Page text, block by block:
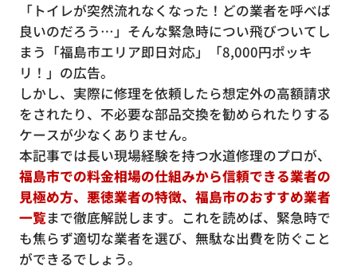
「トイレが突然流れなくなった！どの業者を呼べば
良いのだろう…」そんな緊急時につい飛びついてし
まう「福島市エリア即日対応」「8,000円ポッキ
リ！」の広告。
しかし、実際に修理を依頼したら想定外の高額請求
をされたり、不必要な部品交換を勧められたりする
ケースが少なくありません。
本記事では長い現場経験を持つ水道修理のプロが、
福島市での料金相場の仕組みから信頼できる業者の
見極め方、悪徳業者の特徴、福島市のおすすめ業者
一覧まで徹底解説します。これを読めば、緊急時で
も焦らず適切な業者を選び、無駄な出費を防ぐこと
ができるでしょう。